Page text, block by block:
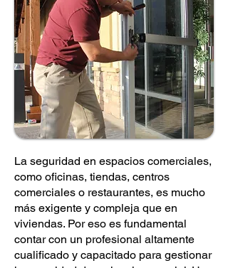
La seguridad en espacios comerciales,
como oficinas, tiendas, centros
comerciales o restaurantes, es mucho
más exigente y compleja que en
viviendas. Por eso es fundamental
contar con un profesional altamente
cualificado y capacitado para gestionar